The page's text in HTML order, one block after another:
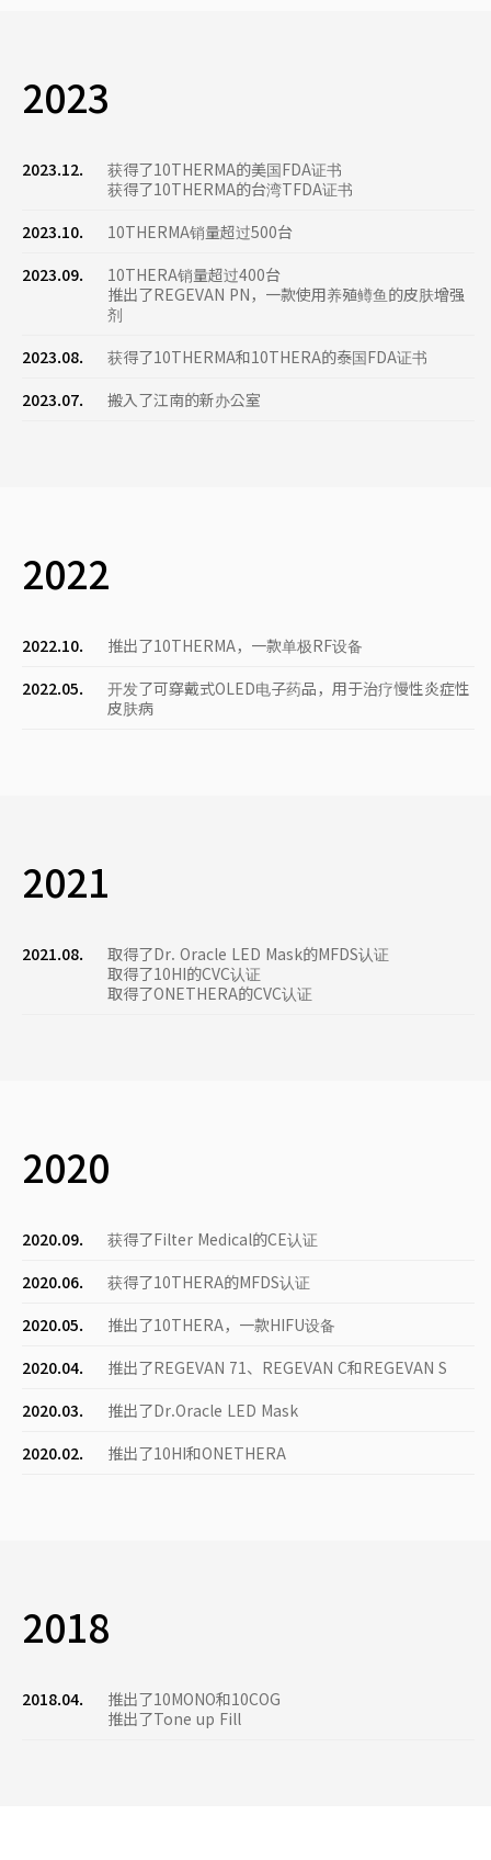
2023
2023.12.
获得了10THERMA的美国FDA证书
获得了10THERMA的台湾TFDA证书
2023.10.
10THERMA销量超过500台
2023.09.
10THERA销量超过400台
推出了REGEVAN PN，一款使用养殖鳟鱼的皮肤增强
剂
2023.08.
获得了10THERMA和10THERA的泰国FDA证书
2023.07.
搬入了江南的新办公室
2022
2022.10.
推出了10THERMA，一款单极RF设备
2022.05.
开发了可穿戴式OLED电子药品，用于治疗慢性炎症性
皮肤病
2021
2021.08.
取得了Dr. Oracle LED Mask的MFDS认证
取得了10HI的CVC认证
取得了ONETHERA的CVC认证
2020
2020.09.
获得了Filter Medical的CE认证
2020.06.
获得了10THERA的MFDS认证
2020.05.
推出了10THERA，一款HIFU设备
2020.04.
推出了REGEVAN 71、REGEVAN C和REGEVAN S
2020.03.
推出了Dr.Oracle LED Mask
2020.02.
推出了10HI和ONETHERA
2018
2018.04.
推出了10MONO和10COG
推出了Tone up Fill